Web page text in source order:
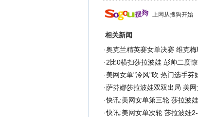
上网从搜狗开始
相关新闻
·奥克兰精英赛女单决赛 维克
·2比0横扫莎拉波娃 彭帅二度
·美网女单"冷风"吹 热门选手芬
·萨芬娜莎拉波娃双双出局 美
·快讯:美网女单第三轮 莎拉波
·快讯:美网女单次轮 莎拉波娃